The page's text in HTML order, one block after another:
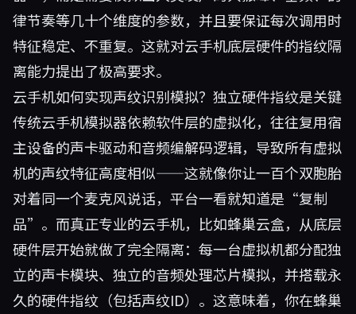
律节奏等几十个维度的参数，并且要保证每次调用时
特征稳定、不重复。这就对云手机底层硬件的指纹隔
离能力提出了极高要求。
云手机如何实现声纹识别模拟？独立硬件指纹是关键
传统云手机模拟器依赖软件层的虚拟化，往往复用宿
主设备的声卡驱动和音频编解码逻辑，导致所有虚拟
机的声纹特征高度相似——这就像你让一百个双胞胎
对着同一个麦克风说话，平台一看就知道是“复制
品”。而真正专业的云手机，比如蜂巢云盒，从底层
硬件层开始就做了完全隔离：每一台虚拟机都分配独
立的声卡模块、独立的音频处理芯片模拟，并搭载永
久的硬件指纹（包括声纹ID）。这意味着，你在蜂巢